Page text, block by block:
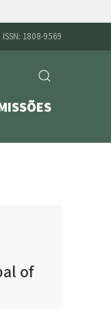
1808-9569
of